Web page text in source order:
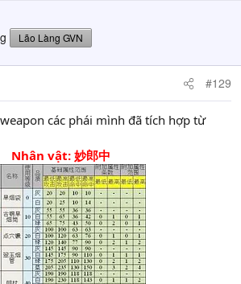
Lão Làng GVN
#129
các phái mình đã tích hợp từ
Nhân vật: 妙郎中